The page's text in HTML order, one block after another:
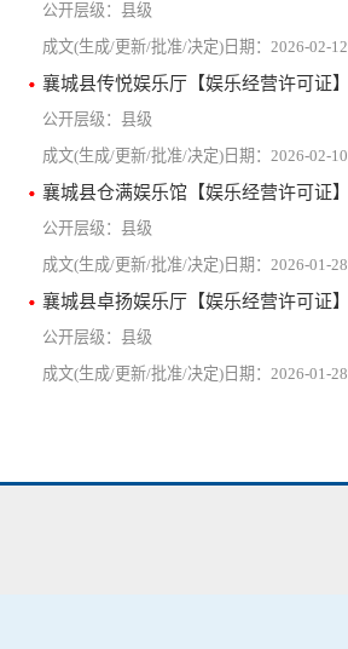
县级
2026-02-12
襄城县传悦娱乐厅【娱乐经营许可证】
县级
2026-02-10
襄城县仓满娱乐馆【娱乐经营许可证】
县级
2026-01-28
襄城县卓扬娱乐厅【娱乐经营许可证】
县级
2026-01-28